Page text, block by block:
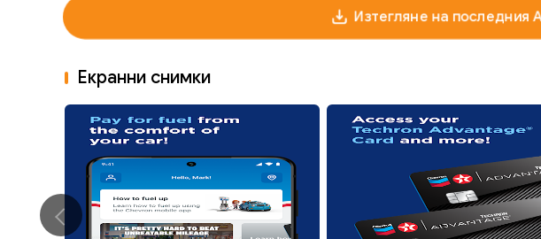
Изтегляне на последния
Екранни снимки